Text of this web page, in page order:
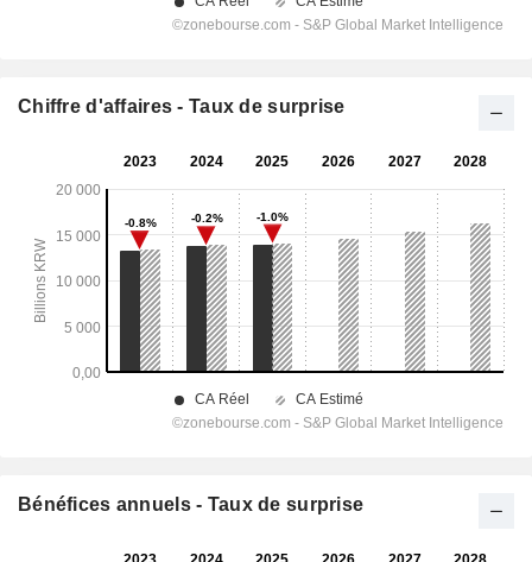
Chiffre d'affaires - Taux de surprise
Bénéfices annuels - Taux de surprise